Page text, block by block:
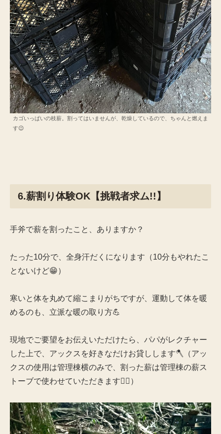
カゴいっぱいの枝薪。割ってはいませんが、乾燥しているので、ちゃんと燃えま
す😉
6.薪割り体験OK【挑戦者求ム!!】
手斧で薪を割ったこと、ありますか？
たった10分で、全身汗だくになります（10分もやれたこ
とないけど😁）
寒いと体を丸めて縮こまりがちですが、運動して体を暖
めるのも、立派な暖の取り方💪
現地でご要望をお伝えいただけたら、パパがレクチャー
した上で、アックスを好きなだけお貸しします🪓（アッ
クスの使用は管理棟横のみで、割った薪は管理棟の薪ス
トーブで使わせていただきます🙇‍♀）